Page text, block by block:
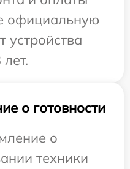
официальную
устройства
о готовности
о
техники